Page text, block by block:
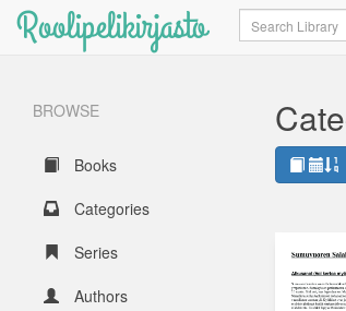
Roolipelikirjasto Search
BROWSE
Books
Categories
Series
Authors